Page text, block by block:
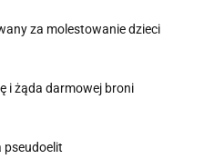
za molestowanie dzieci
i żąda darmowej broni
pseudoelit